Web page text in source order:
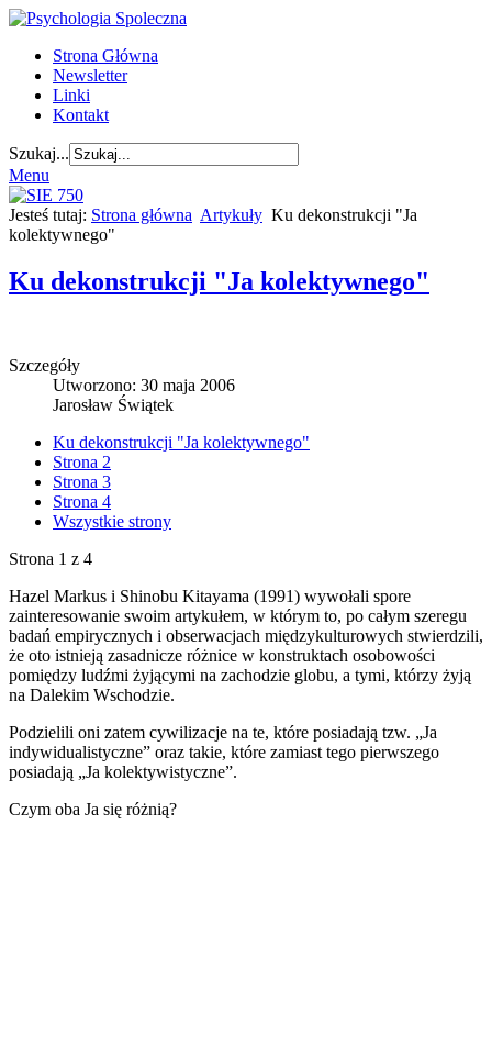
Strona Główna
Newsletter
Linki
Kontakt
Szukaj...
Menu
Jesteś tutaj: Strona główna Artykuły Ku dekonstrukcji "Ja
kolektywnego"
Ku dekonstrukcji "Ja kolektywnego"
Szczegóły
Utworzono: 30 maja 2006
Jarosław Świątek
Ku dekonstrukcji "Ja kolektywnego"
Strona 2
Strona 3
Strona 4
Wszystkie strony
Strona 1 z 4
Hazel Markus i Shinobu Kitayama (1991) wywołali spore
zainteresowanie swoim artykułem, w którym to, po całym szeregu
badań empirycznych i obserwacjach międzykulturowych stwierdzili,
że oto istnieją zasadnicze różnice w konstruktach osobowości
pomiędzy ludźmi żyjącymi na zachodzie globu, a tymi, którzy żyją
na Dalekim Wschodzie.
Podzielili oni zatem cywilizacje na te, które posiadają tzw. „Ja
indywidualistyczne” oraz takie, które zamiast tego pierwszego
posiadają „Ja kolektywistyczne”.
Czym oba Ja się różnią?